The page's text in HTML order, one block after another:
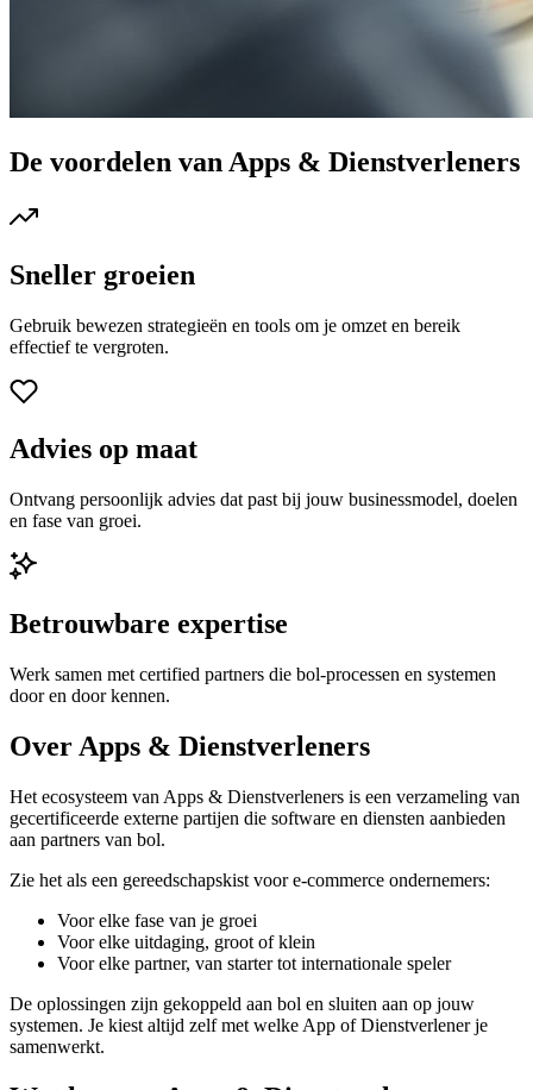
De voordelen van Apps & Dienstverleners
Sneller groeien
Gebruik bewezen strategieën en tools om je omzet en bereik
effectief te vergroten.
Advies op maat
Ontvang persoonlijk advies dat past bij jouw businessmodel, doelen
en fase van groei.
Betrouwbare expertise
Werk samen met certified partners die bol-processen en systemen
door en door kennen.
Over Apps & Dienstverleners
Het ecosysteem van Apps & Dienstverleners is een verzameling van
gecertificeerde externe partijen die software en diensten aanbieden
aan partners van bol.
Zie het als een gereedschapskist voor e‑commerce ondernemers:
Voor elke fase van je groei
Voor elke uitdaging, groot of klein
Voor elke partner, van starter tot internationale speler
De oplossingen zijn gekoppeld aan bol en sluiten aan op jouw
systemen. Je kiest altijd zelf met welke App of Dienstverlener je
samenwerkt.